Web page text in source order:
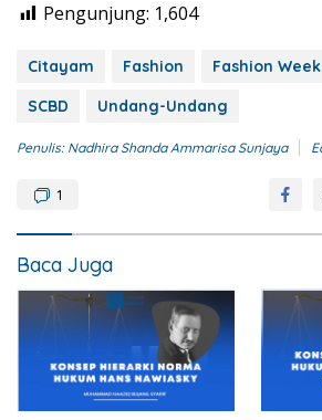
Pengunjung: 1,604
Citayam Fashion Fashion Week
SCBD
Undang-Undang
Penulis: Nadhira Shanda Ammarisa Sunjaya
1
Baca Juga